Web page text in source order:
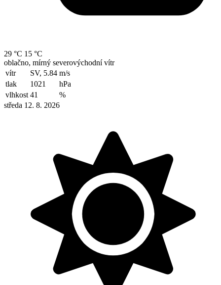
29 °C 15 °C
oblačno, mírný severovýchodní vítr
vítr
SV, 5.84 m/s
tlak
1021
hPa
vlhkost 41
%
středa 12. 8. 2026